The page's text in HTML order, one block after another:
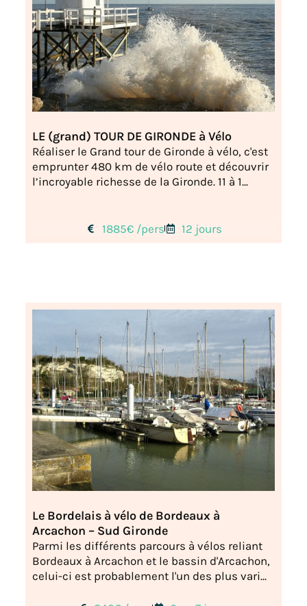
LE (grand) TOUR DE GIRONDE à Vélo
Réaliser le Grand tour de Gironde à vélo, c'est
emprunter 480 km de vélo route et découvrir
l’incroyable richesse de la Gironde. 11 à 1...
1885€ /pers 12 jours
Le Bordelais à vélo de Bordeaux à
Arcachon – Sud Gironde
Parmi les différents parcours à vélos reliant
Bordeaux à Arcachon et le bassin d'Arcachon,
celui-ci est probablement l'un des plus vari...